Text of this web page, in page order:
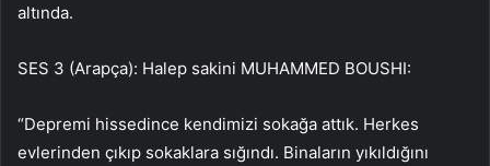
altında.
SES 3 (Arapça): Halep sakini MUHAMMED BOUSHI:
“Depremi hissedince kendimizi sokağa attık. Herkes
evlerinden çıkıp sokaklara sığındı. Binaların yıkıldığını